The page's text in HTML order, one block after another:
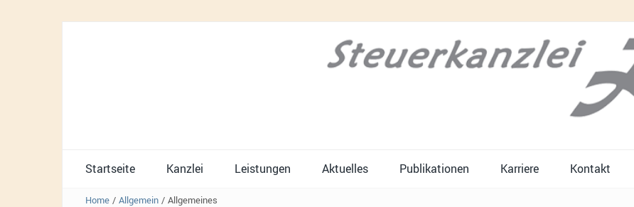
Startseite Kanzlei Leistungen Aktuelles Publikationen Karriere Kontakt
Home / Allgemein / Allgemeines